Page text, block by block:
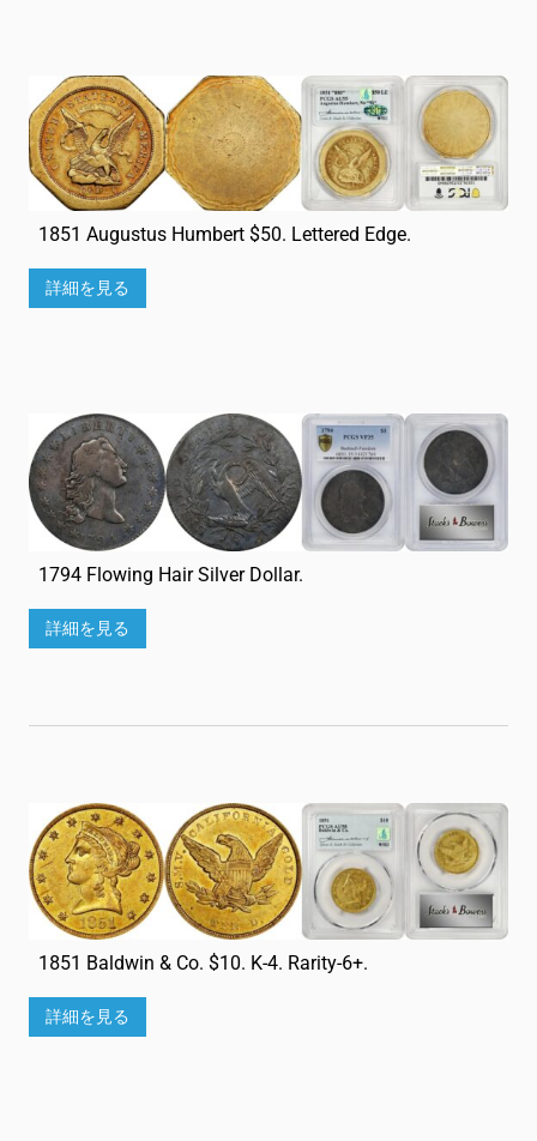
1851 Augustus Humbert $50. Lettered Edge.
詳細を見る
1794 Flowing Hair Silver Dollar.
詳細を見る
1851 Baldwin & Co. $10. K-4. Rarity-6+.
詳細を見る